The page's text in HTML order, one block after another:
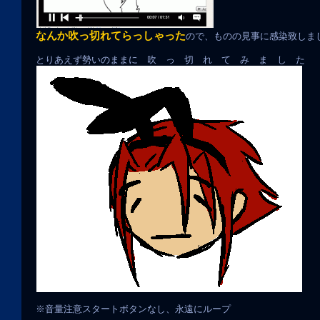
なんか吹っ切れてらっしゃったので、ものの見事に感染致しま
とりあえず勢いのままに 吹 っ 切 れ て み ま し た
※音量注意スタートボタンなし、永遠にループ